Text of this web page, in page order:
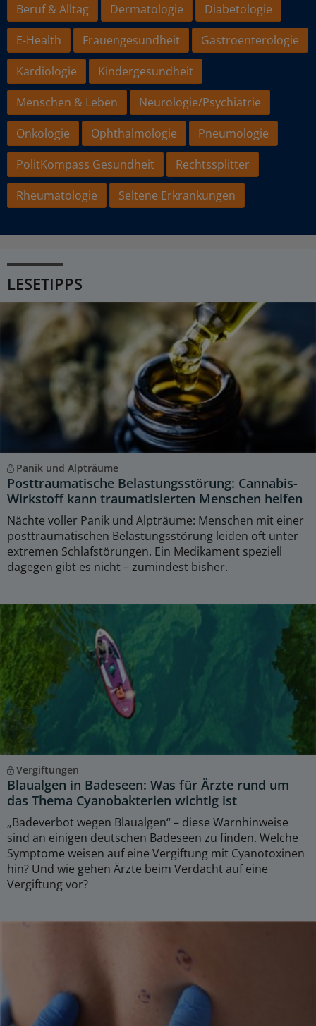
Beruf & Alltag
Dermatologie
Diabetologie
E-Health
Frauengesundheit
Gastroenterologie
Kardiologie
Kindergesundheit
Menschen & Leben
Neurologie/Psychiatrie
Onkologie
Ophthalmologie
Pneumologie
PolitKompass Gesundheit
Rechtssplitter
Rheumatologie
Seltene Erkrankungen
LESETIPPS
Panik und Alpträume
Posttraumatische Belastungsstörung: Cannabis-
Wirkstoff kann traumatisierten Menschen helfen
Nächte voller Panik und Alpträume: Menschen mit einer
posttraumatischen Belastungsstörung leiden oft unter
extremen Schlafstörungen. Ein Medikament speziell
dagegen gibt es nicht – zumindest bisher.
Vergiftungen
Blaualgen in Badeseen: Was für Ärzte rund um
das Thema Cyanobakterien wichtig ist
„Badeverbot wegen Blaualgen“ – diese Warnhinweise
sind an einigen deutschen Badeseen zu finden. Welche
Symptome weisen auf eine Vergiftung mit Cyanotoxinen
hin? Und wie gehen Ärzte beim Verdacht auf eine
Vergiftung vor?